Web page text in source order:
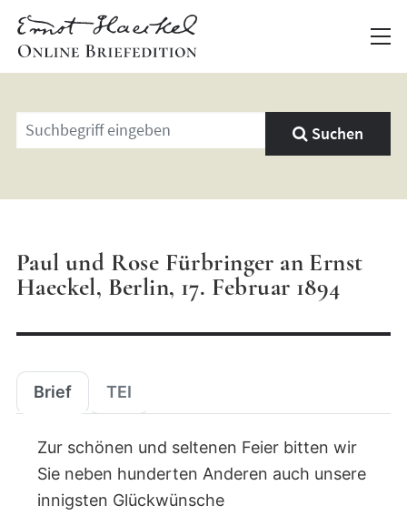
Geben
Sie
Suchbegriff
Suchen
Paul und Rose Fürbringer an Ernst
Haeckel, Berlin, 17. Februar 1894
Brief TEI
Zur schönen und seltenen Feier bitten wir
Sie neben hunderten Anderen auch unsere
innigsten Glückwünsche